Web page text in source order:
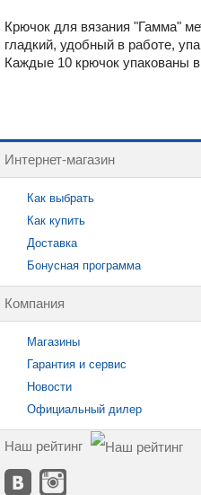
Крючок для вязания "Гамма"
гладкий, удобный в работе,
Каждые 10 крючок упакованы в
Интернет-магазин
Как выбрать
Как купить
Доставка
Бонусная программа
Компания
Магазины
Гарантия и сервис
Новости
Официальный дилер
Наш рейтинг